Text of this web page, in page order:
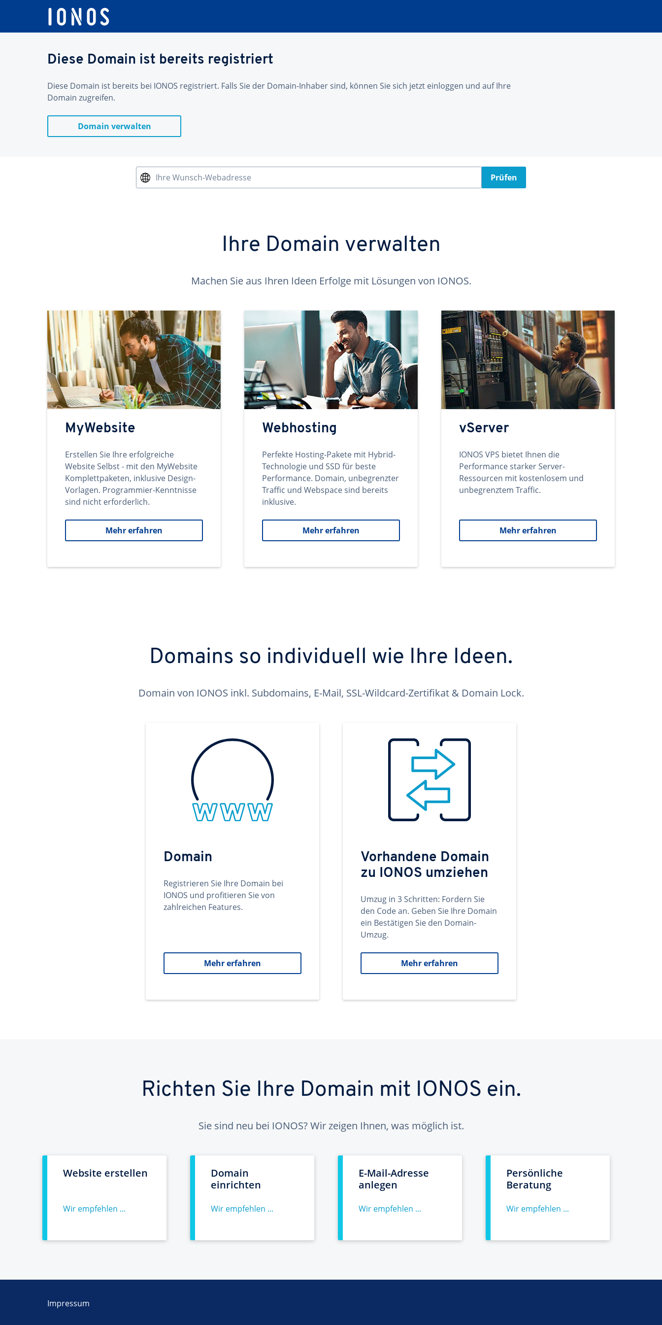
Diese Domain ist bereits registriert
Diese Domain ist bereits bei IONOS registriert. Falls Sie der Domain-Inhaber sind, können Sie sich jetzt einloggen und auf Ihre
Domain zugreifen.
Domain verwalten
Ihre Wunsch-Webadresse Prüfen
Ihre Domain verwalten
Machen Sie aus Ihren Ideen Erfolge mit Lösungen von IONOS.
MyWebsite
Erstellen Sie Ihre erfolgreiche
Website Selbst - mit den MyWebsite
Komplettpaketen, inklusive Design-
Vorlagen. Programmier-Kenntnisse
sind nicht erforderlich.
Mehr erfahren
Webhosting
Perfekte Hosting-Pakete mit Hybrid-
Technologie und SSD für beste
Performance. Domain, unbegrenzter
Traffic und Webspace sind bereits
inklusive.
Mehr erfahren
vServer
IONOS VPS bietet Ihnen die
Performance starker Server-
Ressourcen mit kostenlosem und
unbegrenztem Traffic.
Mehr erfahren
Domains so individuell wie Ihre Ideen.
Domain von IONOS inkl. Subdomains, E-Mail, SSL-Wildcard-Zertifikat & Domain Lock.
Domain
Registrieren Sie Ihre Domain bei
IONOS und profitieren Sie von
zahlreichen Features.
Mehr erfahren
Vorhandene Domain
zu IONOS umziehen
Umzug in 3 Schritten: Fordern Sie
den Code an. Geben Sie Ihre Domain
ein Bestätigen Sie den Domain-
Umzug.
Mehr erfahren
Richten Sie Ihre Domain mit IONOS ein.
Sie sind neu bei IONOS? Wir zeigen Ihnen, was möglich ist.
Website erstellen
Wir empfehlen ...
Domain
einrichten
Wir empfehlen ...
E-Mail-Adresse
anlegen
Wir empfehlen ...
Persönliche
Beratung
Wir empfehlen ...
Impressum